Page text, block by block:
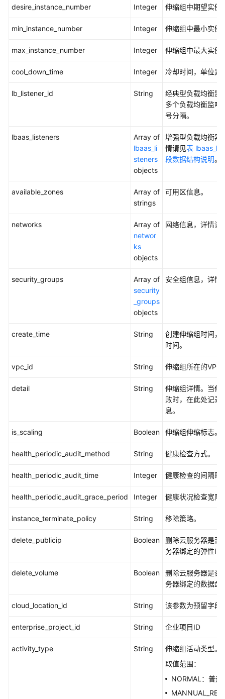
例
息
版
-
缩
性
实
伸
缩
动
志
配
周
desire_instance_number Integer 伸缩组中期望实例
min_instance_number Integer 伸缩组中最小实例
max_instance_number Integer 伸缩组中最大实例
cool_down_time Integer 冷却时间，单位是
lb_listener_id String
经典型负载均衡监
多个负载均衡监听
号分隔。
lbaas_listeners
Array of
lbaas_li
steners
objects
增强型负载均衡器
情请见表
段数据结构说明。
available_zones
Array of
strings
可用区信息。
networks
Array of
networ
ks
objects
网络信息，详情请
security_groups
Array of
security
_groups
objects
安全组信息，详情
create_time String
创建伸缩组时间，
时间。
vpc_id String 伸缩组所在的VPC
detail String
伸缩组详情。当伸
败时，在此处记录
息。
is_scaling Boolean 伸缩组伸缩标志。
health_periodic_audit_method String 健康检查方式。
health_periodic_audit_time Integer 健康检查的间隔时
health_periodic_audit_grace_period Integer 健康状况检查宽限
instance_terminate_policy String 移除策略。
delete_publicip Boolean
删除云服务器是否
务器绑定的弹性IP
delete_volume Boolean
删除云服务器是否
务器绑定的数据盘
cloud_location_id String 该参数为预留字段
enterprise_project_id String 企业项目ID
activity_type String
伸缩组活动类型。
取值范围：
NORMAL：普通